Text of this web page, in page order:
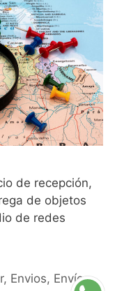
de recepción,
de objetos
de redes
, Envios, Envíos,